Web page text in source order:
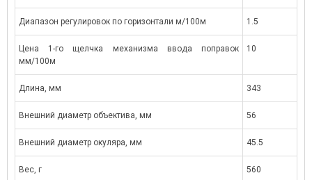
Диапазон регулировок по горизонтали м/100м 1.5
Цена 1-го щелчка механизма ввода поправок
мм/100м
10
Длина, мм 343
Внешний диаметр объектива, мм 56
Внешний диаметр окуляра, мм 45.5
Вес, г 560